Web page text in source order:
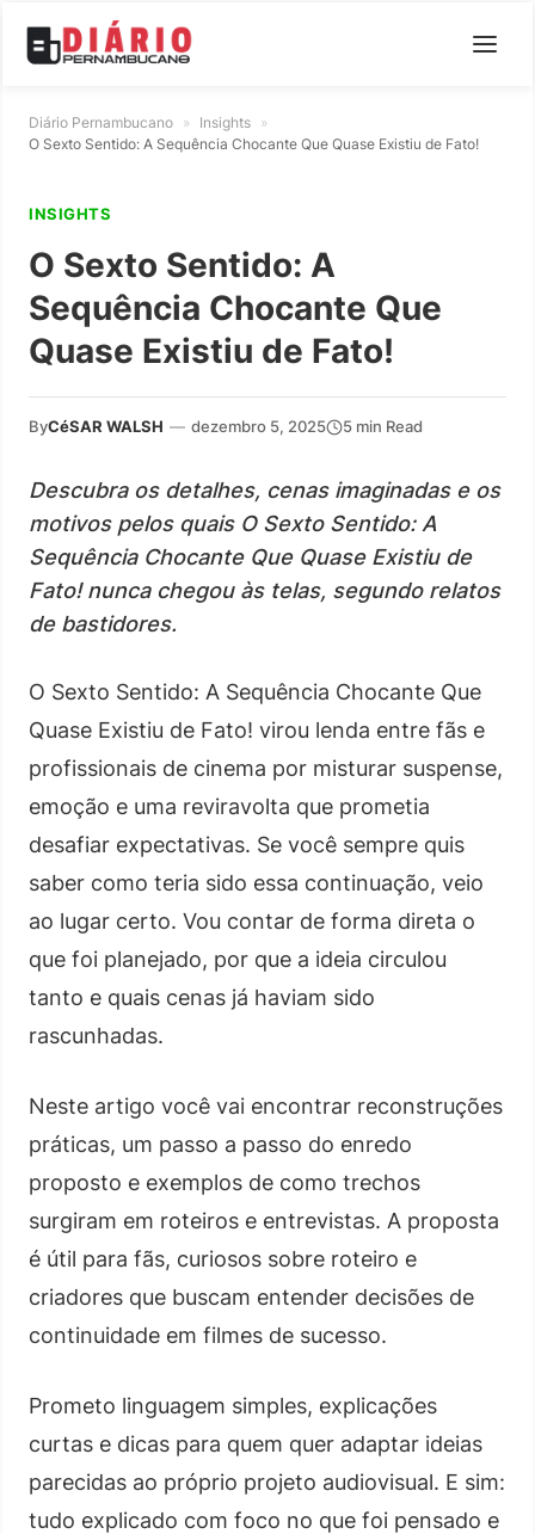
Diário Pernambucano » Insights »
O Sexto Sentido: A Sequência Chocante Que Quase Existiu de Fato!
INSIGHTS
O Sexto Sentido: A
Sequência Chocante Que
Quase Existiu de Fato!
ByCéSAR WALSH — dezembro 5, 2025 5 min Read
Descubra os detalhes, cenas imaginadas e os
motivos pelos quais O Sexto Sentido: A
Sequência Chocante Que Quase Existiu de
Fato! nunca chegou às telas, segundo relatos
de bastidores.
O Sexto Sentido: A Sequência Chocante Que
Quase Existiu de Fato! virou lenda entre fãs e
profissionais de cinema por misturar suspense,
emoção e uma reviravolta que prometia
desafiar expectativas. Se você sempre quis
saber como teria sido essa continuação, veio
ao lugar certo. Vou contar de forma direta o
que foi planejado, por que a ideia circulou
tanto e quais cenas já haviam sido
rascunhadas.
Neste artigo você vai encontrar reconstruções
práticas, um passo a passo do enredo
proposto e exemplos de como trechos
surgiram em roteiros e entrevistas. A proposta
é útil para fãs, curiosos sobre roteiro e
criadores que buscam entender decisões de
continuidade em filmes de sucesso.
Prometo linguagem simples, explicações
curtas e dicas para quem quer adaptar ideias
parecidas ao próprio projeto audiovisual. E sim:
tudo explicado com foco no que foi pensado e